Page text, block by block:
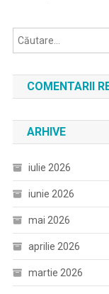
COMENTARII
ARHIVE
iulie 2026
iunie 2026
mai 2026
aprilie 2026
martie 2026